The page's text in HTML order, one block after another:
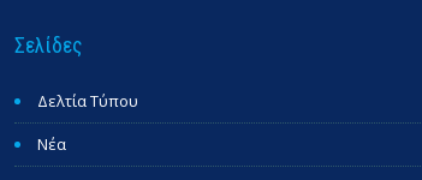
Σελίδες
Δελτία Τύπου
Νέα